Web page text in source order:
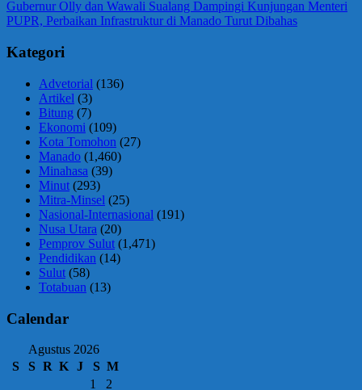
pos
Post:
Next
Post:
Gubernur Olly dan Wawali Sualang Dampingi Kunjungan Menteri
PUPR, Perbaikan Infrastruktur di Manado Turut Dibahas
Kategori
Advetorial (136)
Artikel (3)
Bitung (7)
Ekonomi (109)
Kota Tomohon (27)
Manado (1,460)
Minahasa (39)
Minut (293)
Mitra-Minsel (25)
Nasional-Internasional (191)
Nusa Utara (20)
Pemprov Sulut (1,471)
Pendidikan (14)
Sulut (58)
Totabuan (13)
Calendar
Agustus 2026
S
S R K J S M
1
2